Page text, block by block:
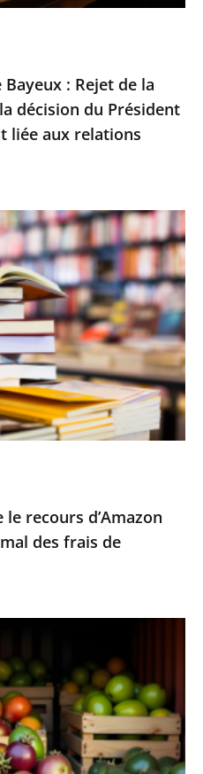
: Rejet de la
décision du Président
liée aux relations
le recours d’Amazon
des frais de